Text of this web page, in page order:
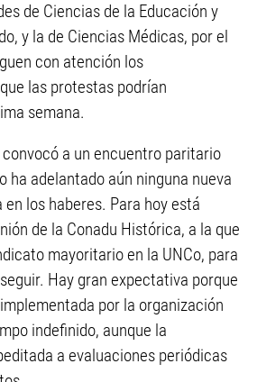
de Ciencias de la Educación y
y la de Ciencias Médicas, por el
con atención los
las protestas podrían
semana.
a un encuentro paritario
ha adelantado aún ninguna nueva
los haberes. Para hoy está
de la Conadu Histórica, a la que
mayoritario en la UNCo, para
Hay gran expectativa porque
por la organización
indefinido, aunque la
a evaluaciones periódicas